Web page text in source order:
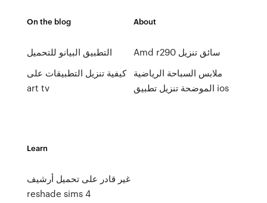
On the blog
التطبيق البيانو للتحميل
كيفية تنزيل التطبيقات على
art tv
About
Amd r290 سائق تنزيل
ملابس السباحة الرياضية
الموضحة تنزيل تطبيق ios
Learn
غير قادر على تحميل أرشيف
reshade sims 4